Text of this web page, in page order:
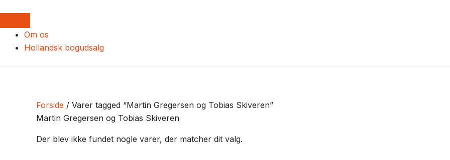
Om os
Hollandsk bogudsalg
Forside / Varer tagged “Martin Gregersen og Tobias Skiveren”
Martin Gregersen og Tobias Skiveren
Der blev ikke fundet nogle varer, der matcher dit valg.